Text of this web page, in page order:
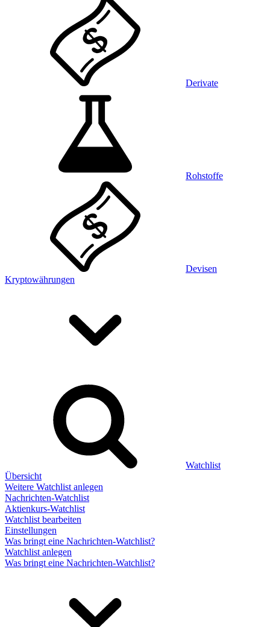
Derivate
Rohstoffe
Devisen
Kryptowährungen
Watchlist
Übersicht
Weitere Watchlist anlegen
Nachrichten-Watchlist
Aktienkurs-Watchlist
Watchlist bearbeiten
Einstellungen
Was bringt eine Nachrichten-Watchlist?
Watchlist anlegen
Was bringt eine Nachrichten-Watchlist?